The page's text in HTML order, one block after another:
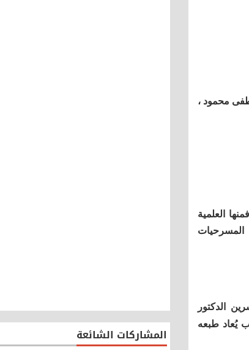
محمود ،
العلمية
المسرحيات
الدكتور
يُعاد طبعه
المشاركات الشائعة